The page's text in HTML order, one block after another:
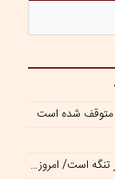
متوقف شده است
هرمز از بمب اتم هم بالاتر است